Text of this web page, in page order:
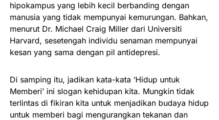
hipokampus yang lebih kecil berbanding dengan
manusia yang tidak mempunyai kemurungan. Bahkan,
menurut Dr. Michael Craig Miller dari Universiti
Harvard, sesetengah individu senaman mempunyai
kesan yang sama dengan pil antidepresi.
Di samping itu, jadikan kata-kata ‘Hidup untuk
Memberi’ ini slogan kehidupan kita. Mungkin tidak
terlintas di fikiran kita untuk menjadikan budaya hidup
untuk memberi bagi mengurangkan tekanan dan